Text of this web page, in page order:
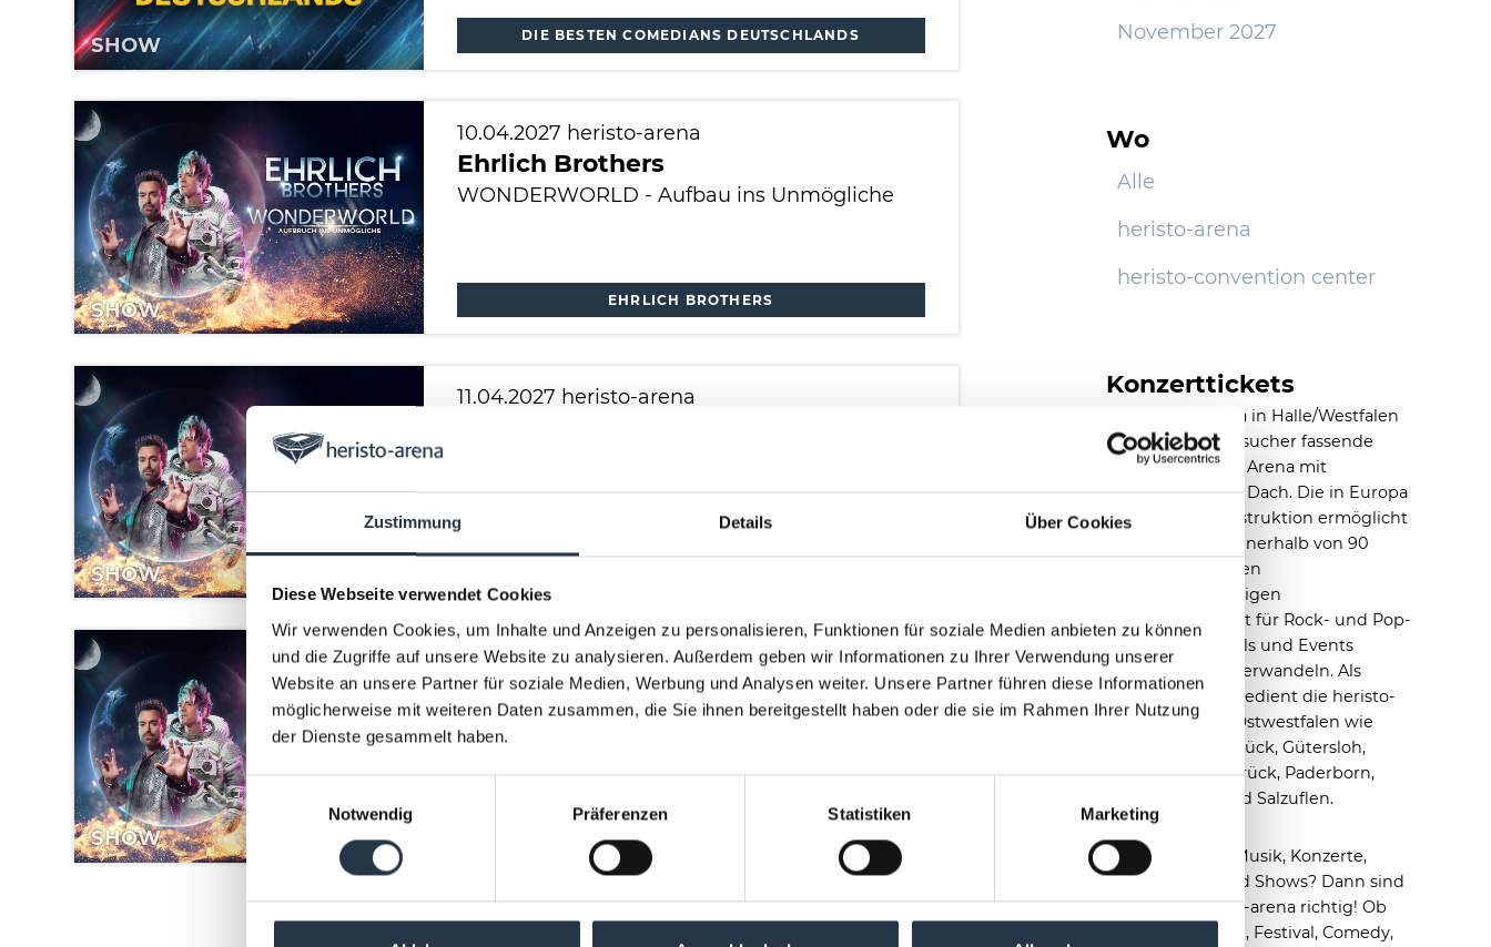
Zustimmung Details Über Cookies
Diese Webseite verwendet Cookies
Wir verwenden Cookies, um Inhalte und Anzeigen zu personalisieren, Funktionen für soziale Medien anbieten zu können
und die Zugriffe auf unsere Website zu analysieren. Außerdem geben wir Informationen zu Ihrer Verwendung unserer
Website an unsere Partner für soziale Medien, Werbung und Analysen weiter. Unsere Partner führen diese Informationen
möglicherweise mit weiteren Daten zusammen, die Sie ihnen bereitgestellt haben oder die sie im Rahmen Ihrer Nutzung
der Dienste gesammelt haben.
Einwilligungsauswahl
Notwendig
Präferenzen Statistiken Marketing
SHOW DIE BESTEN COMEDIANS DEUTSCHLANDS
SHOW
10.04.2027 heristo-arena
Ehrlich Brothers
WONDERWORLD - Aufbau ins Unmögliche
EHRLICH BROTHERS
SHOW
11.04.2027 heristo-arena
SHOW
11.04.2027heristo-arena
Ehrlich Brothers
WONDERWORLD - Aufbruch ins Unmögliche
November 2027
Wo
Alle
heristo-arena
heristo-convention center
Konzerttickets
Die heristo-arena in Halle/Westfalen
ist eine 11.500 Besucher fassende
multifunktionale Arena mit
verschließbarem Dach. Die in Europa
einzigartige Konstruktion ermöglicht
es, das Stadion innerhalb von 90
Sekunden in einen
wetterunabhängigen
Veranstaltungsort für Rock- und Pop-
Konzerte, Festivals und Events
jeglicher Art zu verwandeln. Als
Event-Location bedient die heristo-
arena Städte in Ostwestfalen wie
Bielefeld, Osnabrück, Gütersloh,
Rheda-Wiedenbrück, Paderborn,
Detmold und Bad Salzuflen.
Sie lieben gute Musik, Konzerte,
Sport-Events und Shows? Dann sind
Sie in der heristo-arena richtig! Ob
Schlager, Musical, Festival, Comedy,